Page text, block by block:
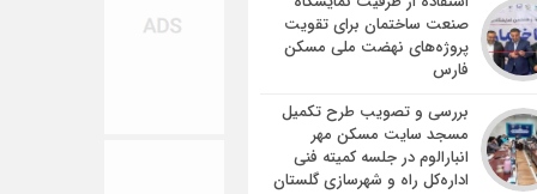
صنعت ساختمان برای تقویت
پروژه‌های نهضت ملی مسکن
فارس
بررسی و تصویب طرح تکمیل
مسجد سایت مسکن مهر
انبارالوم در جلسه کمیته فنی
اداره‌کل راه و شهرسازی گلستان